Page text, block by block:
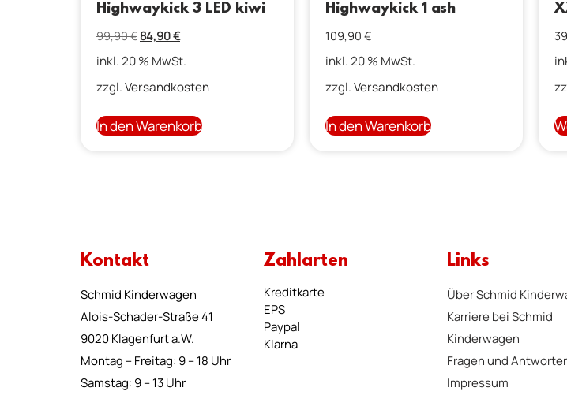
Highwaykick 3 LED kiwi
99,90€ 84,90€
inkl. 20 % MwSt.
zzgl.Versandkosten
In den Warenkorb
Highwaykick 1 ash
109,90 €
inkl. 20 % MwSt.
zzgl.Versandkosten
In den Warenkorb
Kontakt
Schmid Kinderwagen
Alois-Schader-Straße 41
9020 Klagenfurt a.W.
Montag – Freitag: 9 – 18 Uhr
Samstag: 9 – 13 Uhr
Zahlarten
Kreditkarte
EPS
Paypal
Klarna
Links
Über Schmid
Karriere bei Schmid
Kinderwagen
Fragen und
Impressum